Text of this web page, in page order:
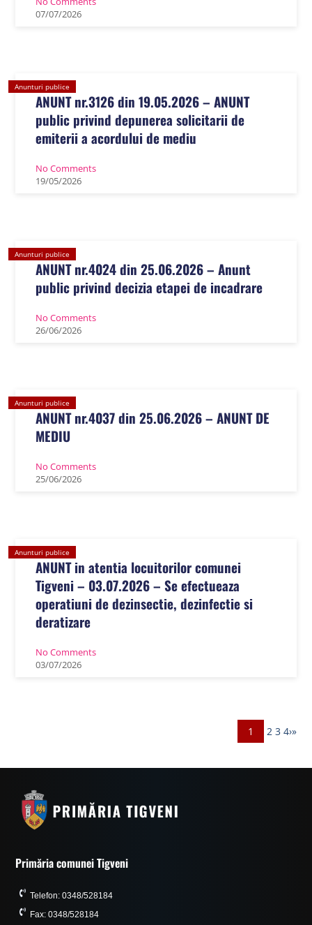
07/07/2026
Anunturi publice
ANUNT nr.3126 din 19.05.2026 – ANUNT
public privind depunerea solicitarii de
emiterii a acordului de mediu
No Comments
19/05/2026
Anunturi publice
ANUNT nr.4024 din 25.06.2026 – Anunt
public privind decizia etapei de incadrare
No Comments
26/06/2026
Anunturi publice
ANUNT nr.4037 din 25.06.2026 – ANUNT DE
MEDIU
No Comments
25/06/2026
Anunturi publice
ANUNT in atentia locuitorilor comunei
Tigveni – 03.07.2026 – Se efectueaza
operatiuni de dezinsectie, dezinfectie si
deratizare
No Comments
03/07/2026
1 2 3 4›»
Primăria comunei Tigveni
Telefon: 0348/528184
Fax: 0348/528184